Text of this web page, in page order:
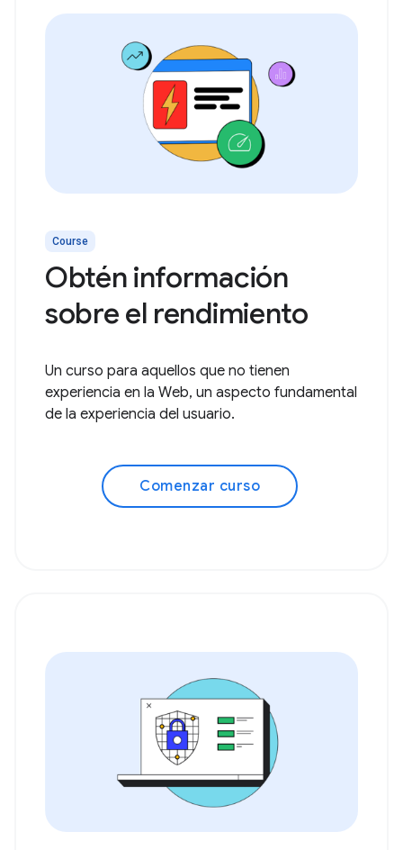
Course
Obtén información
sobre el rendimiento
Un curso para aquellos que no tienen
experiencia en la Web, un aspecto fundamental
de la experiencia del usuario.
Comenzar curso